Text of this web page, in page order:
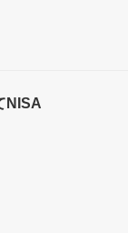
NISA